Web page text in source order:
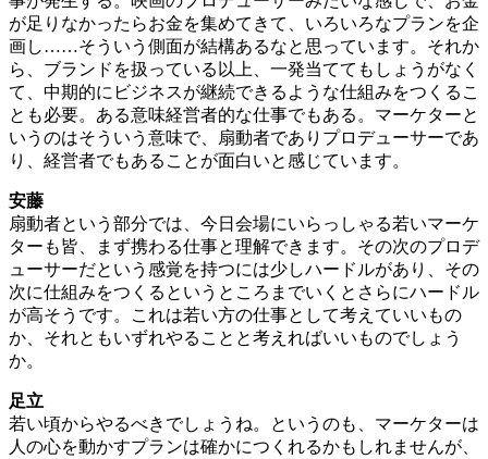
が足りなかったらお金を集めてきて、いろいろなプランを企
画し……そういう側面が結構あるなと思っています。それか
ら、ブランドを扱っている以上、一発当ててもしょうがなく
て、中期的にビジネスが継続できるような仕組みをつくるこ
とも必要。ある意味経営者的な仕事でもある。マーケターと
いうのはそういう意味で、扇動者でありプロデューサーであ
り、経営者でもあることが面白いと感じています。
安藤
扇動者という部分では、今日会場にいらっしゃる若いマーケ
ターも皆、まず携わる仕事と理解できます。その次のプロデ
ューサーだという感覚を持つには少しハードルがあり、その
次に仕組みをつくるというところまでいくとさらにハードル
が高そうです。これは若い方の仕事として考えていいもの
か、それともいずれやることと考えればいいものでしょう
か。
足立
若い頃からやるべきでしょうね。というのも、マーケターは
人の心を動かすプランは確かにつくれるかもしれませんが、